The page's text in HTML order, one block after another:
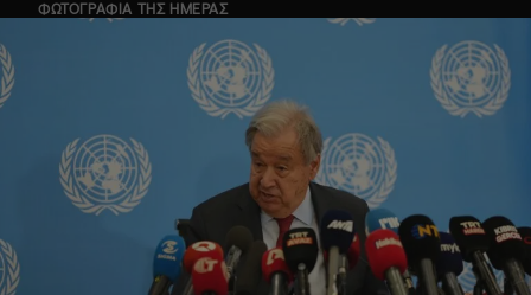
ΦΩΤΟΓΡΑΦΙΑ ΤΗΣ ΗΜΕΡΑΣ